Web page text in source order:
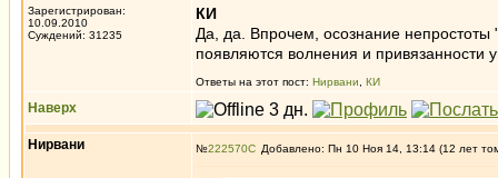
Зарегистрирован:
10.09.2010
Суждений: 31235
КИ
Да, да. Впрочем, осознание непростоты
появляются волнения и
Ответы на этот пост: Нирвани КИ
Наверх
Нирвани №222570 Добавлено: Пн 10 Ноя 14, 13:14 (12 лет